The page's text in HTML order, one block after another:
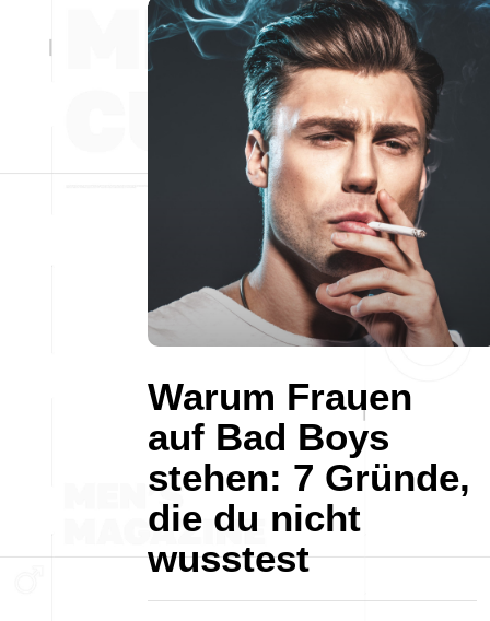
Warum Frauen
auf Bad Boys
stehen: 7 Gründe,
die du nicht
wusstest